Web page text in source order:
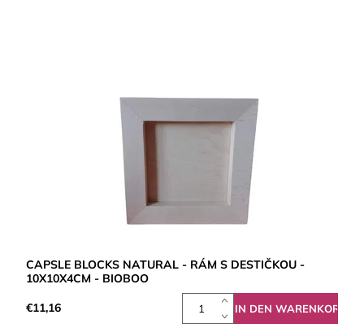
CAPSLE BLOCKS NATURAL - RÁM S DESTIČKOU -
10X10X4CM - BIOBOO
€11,16